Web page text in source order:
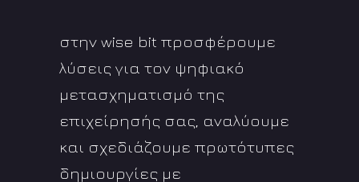
στην wise bit προσφέρουμε
λύσεις για τον ψηφιακό
μετασχηματισμό της
επιχείρησής σας, αναλύουμε
και σχεδιάζουμε πρωτότυπες
δημιουργίες με